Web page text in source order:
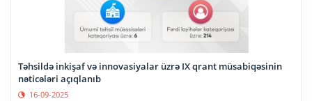
Təhsildə inkişaf və innovasiyalar üzrə IX qrant müsabiqəsinin
nəticələri açıqlanıb
16-09-2025